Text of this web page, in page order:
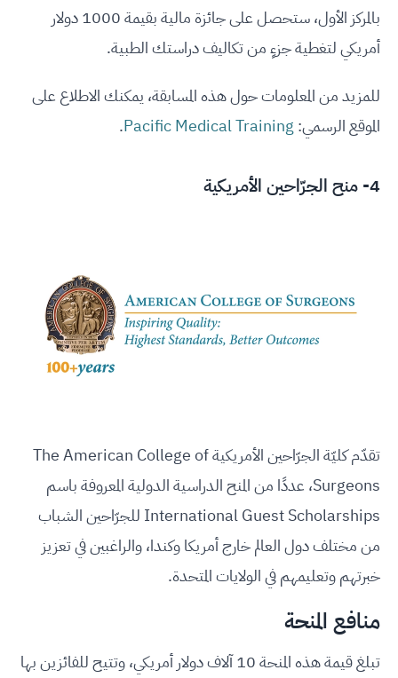
بالمركز الأول، ستحصل على جائزة مالية بقيمة 1000 دولار
أمريكي لتغطية جزءٍ من تكاليف دراستك الطبية.
للمزيد من المعلومات حول هذه المسابقة، يمكنك الاطلاع على
الموقع الرسمي:Pacific Medical Training
.
4- منح الجرّاحين الأمريكية
تقدّم كليّة الجرّاحين الأمريكية The American College of
Surgeons، عددًا من المنح الدراسية الدولية المعروفة باسم
International Guest Scholarships للجرّاحين الشباب
من مختلف دول العالم خارج أمريكا وكندا، والراغبين في تعزيز
خبرتهم وتعليمهم في الولايات المتحدة.
منافع المنحة
تبلغ قيمة هذه المنحة 10 آلاف دولار أمريكي، وتتيح للفائزين بها